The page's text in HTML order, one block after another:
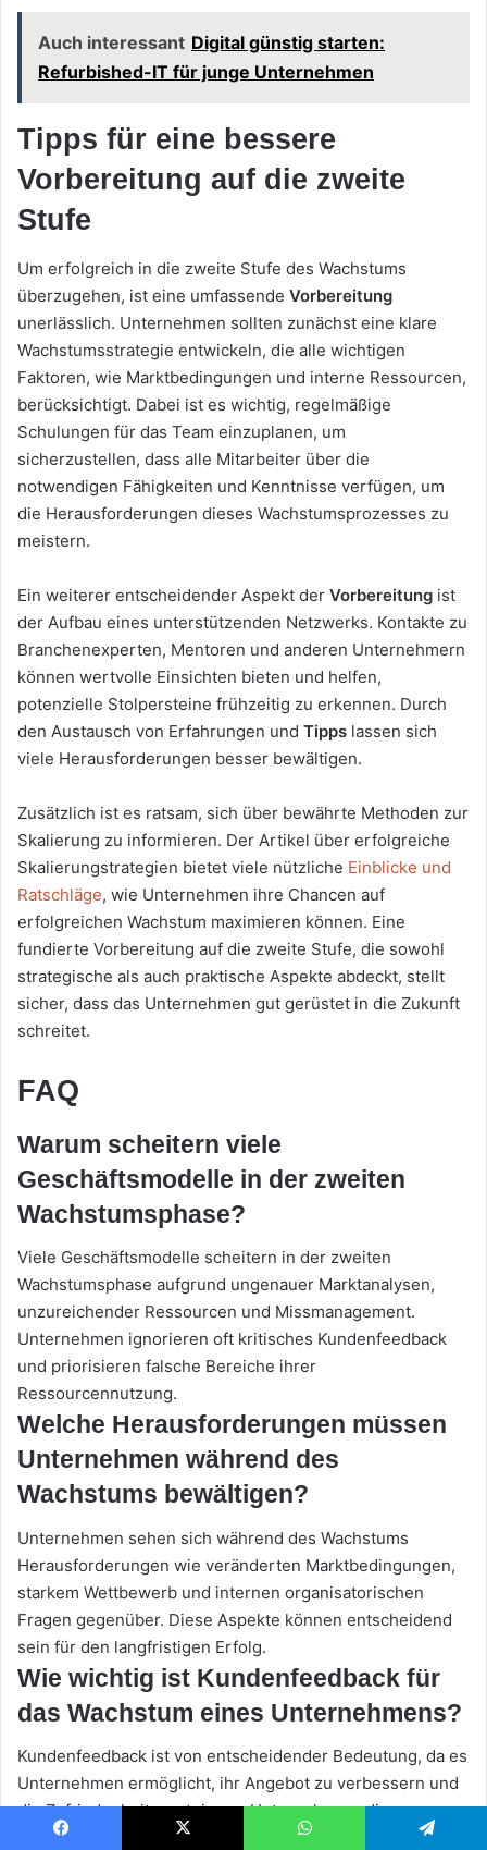
Auch interessant Digital günstig starten:
Refurbished-IT für junge Unternehmen
Tipps für eine bessere
Vorbereitung auf die zweite
Stufe
Um erfolgreich in die zweite Stufe des Wachstums
überzugehen, ist eine umfassende Vorbereitung
unerlässlich. Unternehmen sollten zunächst eine klare
Wachstumsstrategie entwickeln, die alle wichtigen
Faktoren, wie Marktbedingungen und interne Ressourcen,
berücksichtigt. Dabei ist es wichtig, regelmäßige
Schulungen für das Team einzuplanen, um
sicherzustellen, dass alle Mitarbeiter über die
notwendigen Fähigkeiten und Kenntnisse verfügen, um
die Herausforderungen dieses Wachstumsprozesses zu
meistern.
Ein weiterer entscheidender Aspekt der Vorbereitung ist
der Aufbau eines unterstützenden Netzwerks. Kontakte zu
Branchenexperten, Mentoren und anderen Unternehmern
können wertvolle Einsichten bieten und helfen,
potenzielle Stolpersteine frühzeitig zu erkennen. Durch
den Austausch von Erfahrungen und Tipps lassen sich
viele Herausforderungen besser bewältigen.
Zusätzlich ist es ratsam, sich über bewährte Methoden zur
Skalierung zu informieren. Der Artikel über erfolgreiche
Skalierungstrategien bietet viele nützliche Einblicke und
Ratschläge, wie Unternehmen ihre Chancen auf
erfolgreichen Wachstum maximieren können. Eine
fundierte Vorbereitung auf die zweite Stufe, die sowohl
strategische als auch praktische Aspekte abdeckt, stellt
sicher, dass das Unternehmen gut gerüstet in die Zukunft
schreitet.
FAQ
Warum scheitern viele
Geschäftsmodelle in der zweiten
Wachstumsphase?
Viele Geschäftsmodelle scheitern in der zweiten
Wachstumsphase aufgrund ungenauer Marktanalysen,
unzureichender Ressourcen und Missmanagement.
Unternehmen ignorieren oft kritisches Kundenfeedback
und priorisieren falsche Bereiche ihrer
Ressourcennutzung.
Welche Herausforderungen müssen
Unternehmen während des
Wachstums bewältigen?
Unternehmen sehen sich während des Wachstums
Herausforderungen wie veränderten Marktbedingungen,
starkem Wettbewerb und internen organisatorischen
Fragen gegenüber. Diese Aspekte können entscheidend
sein für den langfristigen Erfolg.
Wie wichtig ist Kundenfeedback für
das Wachstum eines Unternehmens?
Kundenfeedback ist von entscheidender Bedeutung, da es
Unternehmen ermöglicht, ihr Angebot zu verbessern und
die Zufriedenheit zu steigern. Unternehmen, die
regelmäßig Kundenmeinungen einholen, erhöhen ihre